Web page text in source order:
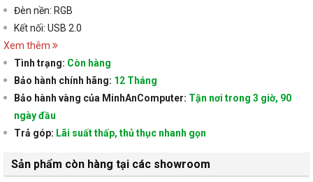
Đèn nền: RGB
Kết nối: USB 2.0
Xem thêm
Tình trạng: Còn hàng
Bảo hành chính hãng: 12 Tháng
Bảo hành vàng của MinhAnComputer: Tận nơi trong 3 giờ, 90
ngày đầu
Trả góp: Lãi suất thấp, thủ thục nhanh gọn
Sản phẩm còn hàng tại các showroom